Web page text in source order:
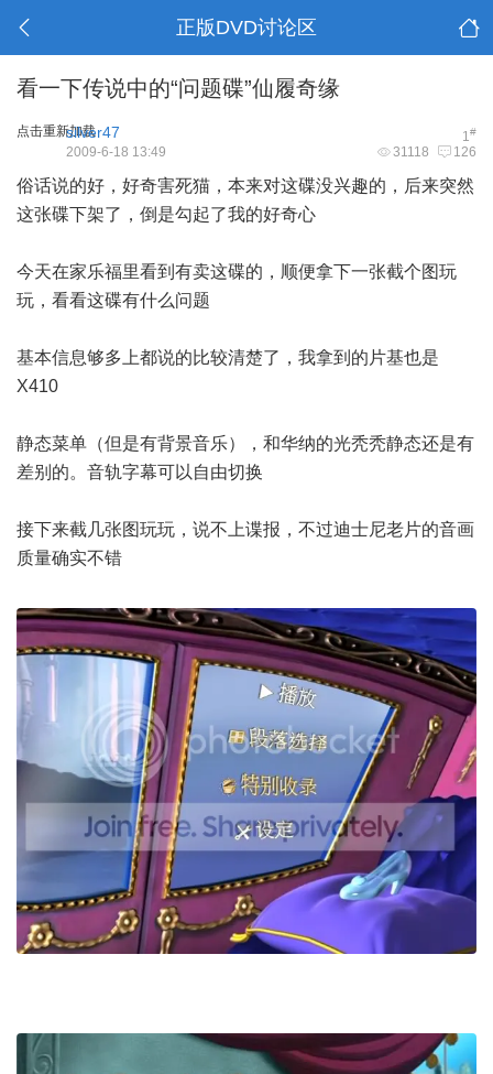
正版DVD讨论区
看一下传说中的“问题碟”仙履奇缘
点击重新加载 1#
silver47
31118 126
2009-6-18 13:49
俗话说的好，好奇害死猫，本来对这碟没兴趣的，后来突然
这张碟下架了，倒是勾起了我的好奇心
今天在家乐福里看到有卖这碟的，顺便拿下一张截个图玩
玩，看看这碟有什么问题
基本信息够多上都说的比较清楚了，我拿到的片基也是
X410
静态菜单（但是有背景音乐），和华纳的光秃秃静态还是有
差别的。音轨字幕可以自由切换
接下来截几张图玩玩，说不上谍报，不过迪士尼老片的音画
质量确实不错